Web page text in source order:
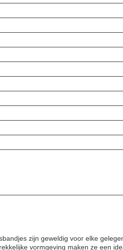
zijn geweldig voor elke
vormgeving maken ze een